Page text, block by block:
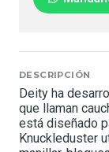
DESCRIPCIÓN
Deity ha
que llaman
está diseñado
Knuckleduster